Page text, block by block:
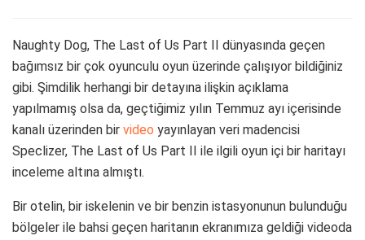
Naughty Dog, The Last of Us Part II dünyasında geçen
bağımsız bir çok oyunculu oyun üzerinde çalışıyor bildiğiniz
gibi. Şimdilik herhangi bir detayına ilişkin açıklama
yapılmamış olsa da, geçtiğimiz yılın Temmuz ayı içerisinde
kanalı üzerinden bir video yayınlayan veri madencisi
Speclizer, The Last of Us Part II ile ilgili oyun içi bir haritayı
inceleme altına almıştı.
Bir otelin, bir iskelenin ve bir benzin istasyonunun bulunduğu
bölgeler ile bahsi geçen haritanın ekranımıza geldiği videoda